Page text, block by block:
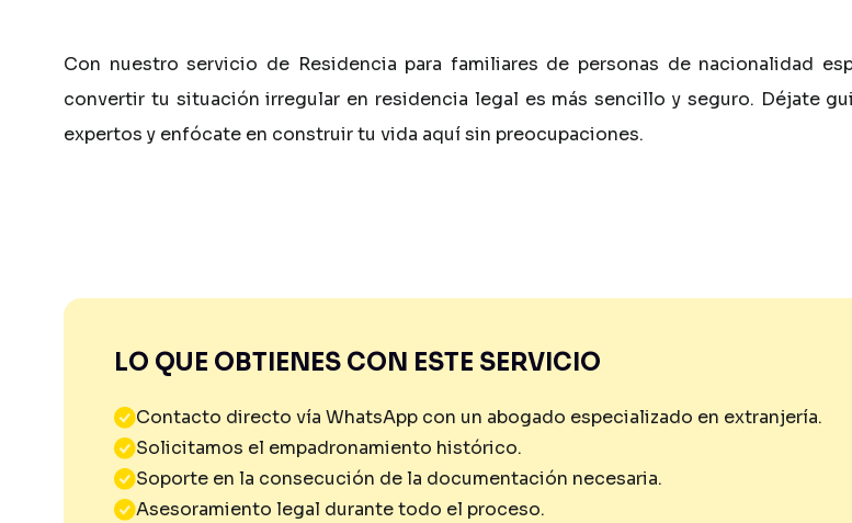
Con nuestro servicio de Residencia para familiares de personas de nacionalidad
convertir tu situación irregular en residencia legal es más sencillo y seguro. Déjate
expertos y enfócate en construirtu vida aquísin preocupaciones.
LO QUE OBTIENES CON ESTE SERVICIO
Contacto directo vía WhatsApp con un abogado especializado en extranjería.
Solicitamos el empadronamiento histórico.
Soporte en la consecución de la documentación necesaria.
Asesoramiento legal durante todo el proceso.